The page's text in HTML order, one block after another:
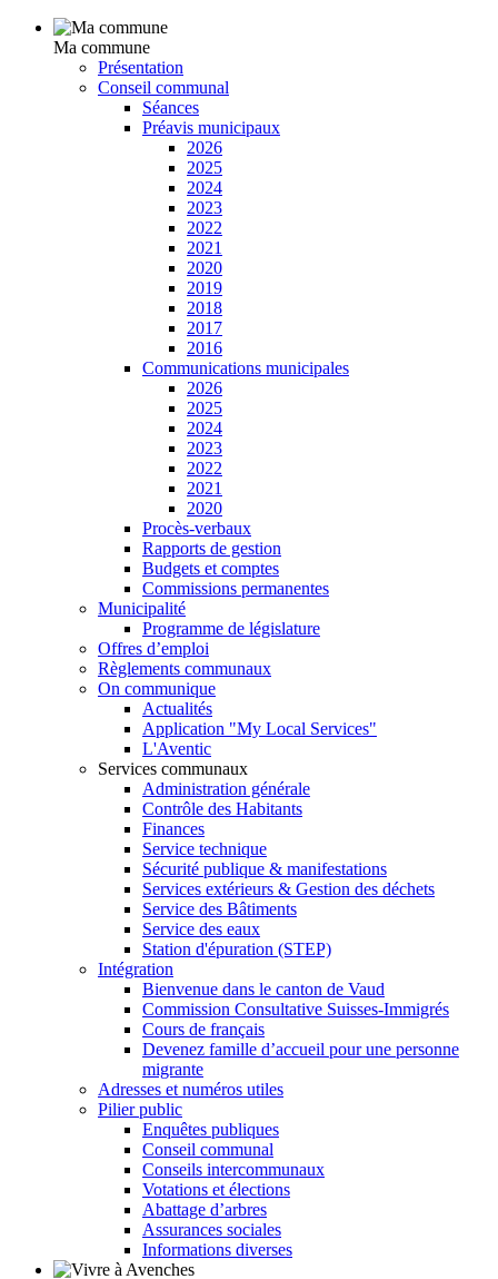
Ma commune
Présentation
Conseil communal
Séances
Préavis municipaux
2026
2025
2024
2023
2022
2021
2020
2019
2018
2017
2016
Communications municipales
2026
2025
2024
2023
2022
2021
2020
Procès-verbaux
Rapports de gestion
Budgets et comptes
Commissions permanentes
Municipalité
Programme de législature
Offres d’emploi
Règlements communaux
On communique
Actualités
Application "My Local Services"
L'Aventic
Services communaux
Administration générale
Contrôle des Habitants
Finances
Service technique
Sécurité publique & manifestations
Services extérieurs & Gestion des déchets
Service des Bâtiments
Service des eaux
Station d'épuration (STEP)
Intégration
Bienvenue dans le canton de Vaud
Commission Consultative Suisses-Immigrés
Cours de français
Devenez famille d’accueil pour une personne
migrante
Adresses et numéros utiles
Pilier public
Enquêtes publiques
Conseil communal
Conseils intercommunaux
Votations et élections
Abattage d’arbres
Assurances sociales
Informations diverses